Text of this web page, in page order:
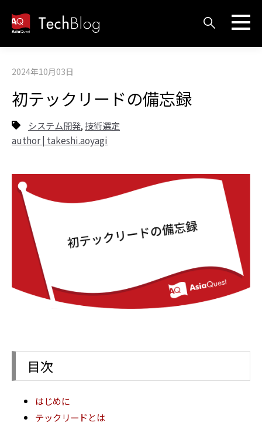
2024年10月03日
初テックリードの備忘録
システム開発, 技術選定
author | takeshi.aoyagi
目次
はじめに
テックリードとは